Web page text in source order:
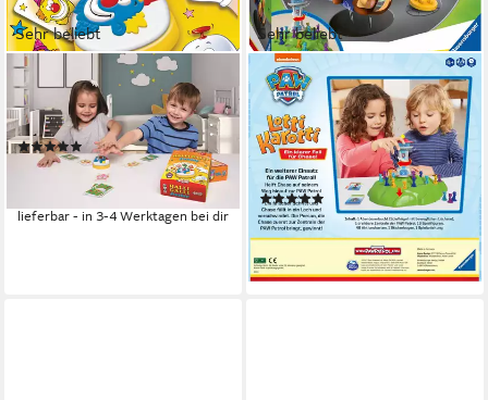
Sehr beliebt
Spiel Halli Galli Junior,
Kinderspiel
(22)
ab 12,48 € UVP14,99 €
lieferbar - in 3-4 Werktagen bei dir
Sehr beliebt
RAVENSBURGER
Spiel PAW Patrol, Lotti Karotti,
Kinderspiel, Made in Germany;
FSC® - schützt Wald -
weltweit
(117)
ab 22,29 € UVP32,99 €
lieferbar - in 1-2 Werktagen bei dir